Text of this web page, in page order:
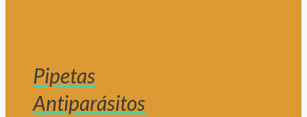
Pipetas
Antiparásitos